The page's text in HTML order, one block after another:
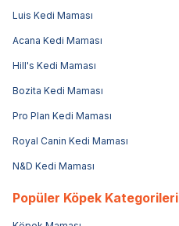
Luis Kedi Maması
Acana Kedi Maması
Hill's Kedi Maması
Bozita Kedi Maması
Pro Plan Kedi Maması
Royal Canin Kedi Maması
N&D Kedi Maması
Popüler Köpek Kategorileri